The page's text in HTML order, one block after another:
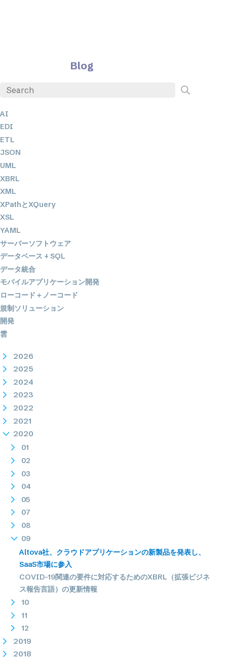
Blog
AI
EDI
ETL
JSON
UML
XBRL
XML
XPathとXQuery
XSL
YAML
サーバーソフトウェア
データベース + SQL
データ統合
モバイルアプリケーション開発
ローコード＋ノーコード
規制ソリューション
開発
雲
2026
2025
2024
2023
2022
2021
2020
01
02
03
04
05
07
08
09
Altova社、クラウドアプリケーションの新製品を発表し、
SaaS市場に参入
COVID-19関連の要件に対応するためのXBRL（拡張ビジネ
ス報告言語）の更新情報
10
11
12
2019
2018